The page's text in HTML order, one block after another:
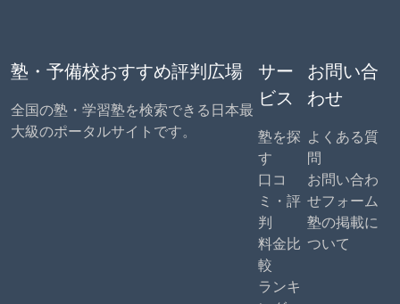
塾・予備校おすすめ評判広場
全国の塾・学習塾を検索できる日本最
大級のポータルサイトです。
サー
ビス
塾を探
す
口コ
ミ・評
判
料金比
較
ランキ
お問い合
わせ
よくある質
問
お問い合わ
せフォーム
塾の掲載に
ついて